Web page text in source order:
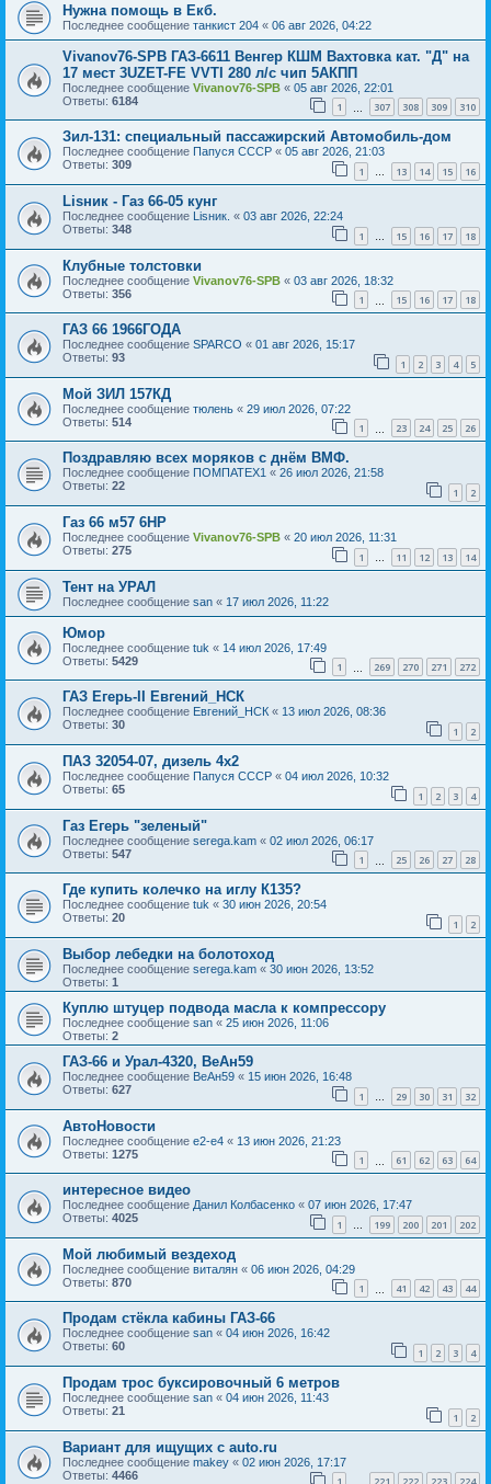
Нужна помощь в Екб.
Последнее сообщение танкист 204 « 06 авг 2026, 04:22
Vivanov76-SPB ГАЗ-6611 Венгер КШМ Вахтовка кат. "Д" на
17 мест 3UZET-FE VVTI 280 л/с чип 5АКПП
Последнее сообщение Vivanov76-SPB « 05 авг 2026, 22:01
Ответы: 6184 1 307 308 309 310
Зил-131: специальный пассажирский Автомобиль-дом
Последнее сообщение Папуся СССР « 05 авг 2026, 21:03
Ответы: 309 1 … 13 14 15 16
Lisник - Газ 66-05 кунг
Последнее сообщение Lisник. « 03 авг 2026, 22:24
Ответы: 348 1 15 16 17 18
Клубные толстовки
Последнее сообщение Vivanov76-SPB « 03 авг 2026, 18:32
Ответы: 356 1 15 16 17 18
ГАЗ 66 1966ГОДА
Последнее сообщение SPARCO « 01 авг 2026, 15:17
Ответы: 93 1 2 3 4 5
Мой ЗИЛ 157КД
Последнее сообщение тюлень « 29 июл 2026, 07:22
Ответы: 514 1 23 24 25 26
Поздравляю всех моряков с днём ВМФ.
Последнее сообщение ПОМПАТЕХ1 « 26 июл 2026, 21:58
Ответы: 22 1 2
Газ 66 м57 6HP
Последнее сообщение Vivanov76-SPB « 20 июл 2026, 11:31
Ответы: 275 1 … 11 12 13 14
Тент на УРАЛ
Последнее сообщение san « 17 июл 2026, 11:22
Юмор
Последнее сообщение tuk « 14 июл 2026, 17:49
Ответы: 5429 1 269 270 271 272
ГАЗ Егерь-II Евгений_НСК
Последнее сообщение Евгений_НСК « 13 июл 2026, 08:36
Ответы: 30 1 2
ПАЗ 32054-07, дизель 4х2
Последнее сообщение Папуся СССР « 04 июл 2026, 10:32
Ответы: 65 1 2 3 4
Газ Егерь "зеленый"
Последнее сообщение serega.kam « 02 июл 2026, 06:17
Ответы: 547 1 25 26 27 28
Где купить колечко на иглу К135?
Последнее сообщение tuk « 30 июн 2026, 20:54
Ответы: 20 1 2
Выбор лебедки на болотоход
Последнее сообщение serega.kam « 30 июн 2026, 13:52
Ответы: 1
Куплю штуцер подвода масла к компрессору
Последнее сообщение san « 25 июн 2026, 11:06
Ответы: 2
ГАЗ-66 и Урал-4320, ВеАн59
Последнее сообщение ВеАн59 « 15 июн 2026, 16:48
Ответы: 627 1 … 29 30 31 32
АвтоНовости
Последнее сообщение e2-e4 « 13 июн 2026, 21:23
Ответы: 1275 1 61 62 63 64
интересное видео
Последнее сообщение Данил Колбасенко « 07 июн 2026, 17:47
Ответы: 4025 1 … 199 200 201 202
Мой любимый вездеход
Последнее сообщение виталян « 06 июн 2026, 04:29
Ответы: 870 1 41 42 43 44
Продам стёкла кабины ГАЗ-66
Последнее сообщение san « 04 июн 2026, 16:42
Ответы: 60 1 2 3 4
Продам трос буксировочный 6 метров
Последнее сообщение san « 04 июн 2026, 11:43
Ответы: 21 1 2
Вариант для ищущих с auto.ru
Последнее сообщение makey « 02 июн 2026, 17:17
Ответы: 4466